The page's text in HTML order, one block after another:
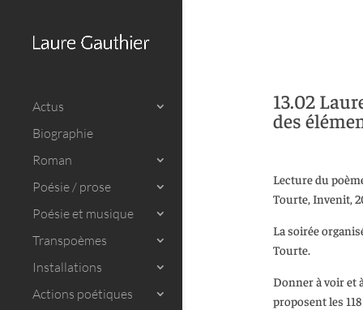
Actus
Biographie
Roman
Poésie / prose
Poésie et musique
Transpoèmes
Installations
Actions poétiques
13.02
des
Lecture du
Tourte, Invenit,
La soirée
Tourte.
Donner à voir et
proposent les